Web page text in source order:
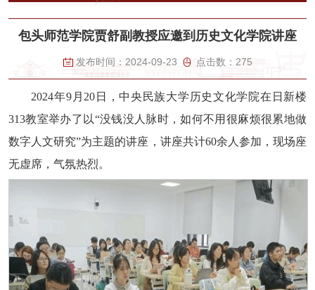
包头师范学院贾舒副教授应邀到历史文化学院讲座
发布时间： 2024-09-23 点击数： 275
2024年9月20日，中央民族大学历史文化学院在日新楼
313教室举办了以“没钱没人脉时，如何不用很麻烦很累地做
数字人文研究”为主题的讲座，讲座共计60余人参加，现场座
无虚席，气氛热烈。